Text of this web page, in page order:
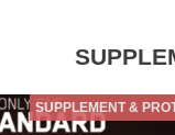
SUPPLEMENT &